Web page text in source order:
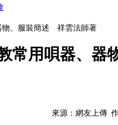
物、服裝簡述 祥雲法師著
常用唄器、
來源：網友上傳